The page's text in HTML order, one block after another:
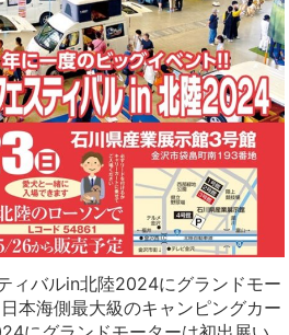
ィバルin北陸2024にグランドモー
本海側最大級のキャンピングカー